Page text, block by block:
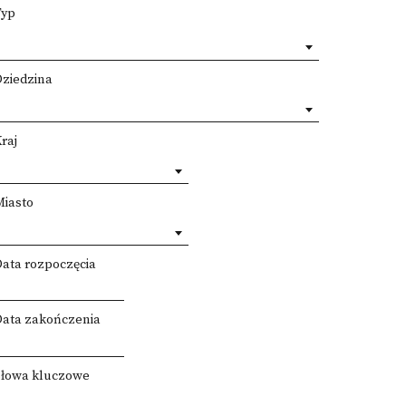
rozpoczęcia
zakończenia
kluczowe